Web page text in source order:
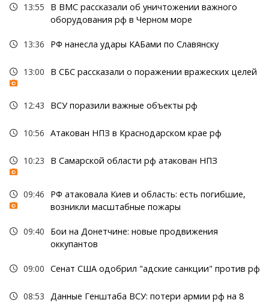
13:55
В ВМС рассказали об уничтожении важного
оборудования рф в Черном море
13:36 РФ нанесла удары КАБами по Славянску
13:00 В СБС рассказали о поражении вражеских целей
12:43 ВСУ поразили важные объекты рф
10:56 Атакован НПЗ в Краснодарском крае рф
10:23 В Самарской области рф атакован НПЗ
09:46
РФ атаковала Киев и область: есть погибшие,
возникли масштабные пожары
09:40
Бои на Донетчине: новые продвижения
оккупантов
09:00 Сенат США одобрил "адские санкции" против рф
08:53
Данные Генштаба ВСУ: потери армии рф на 8